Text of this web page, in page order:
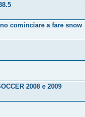
cominciare a fare snow
2008 e 2009